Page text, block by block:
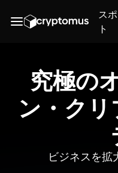
ス
ト
究極の
ン・ク
ビジネスを拡